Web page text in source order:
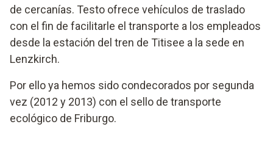
de cercanías. Testo ofrece vehículos de traslado
con el fin de facilitarle el transporte a los empleados
desde la estación del tren de Titisee a la sede en
Lenzkirch.
Por ello ya hemos sido condecorados por segunda
vez (2012 y 2013) con el sello de transporte
ecológico de Friburgo.